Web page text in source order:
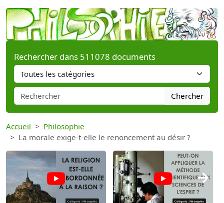
Rechercher dans 511078 documents
Chercher
Accueil
Philosophie
La morale exige-t-elle le renoncement au désir ?
→